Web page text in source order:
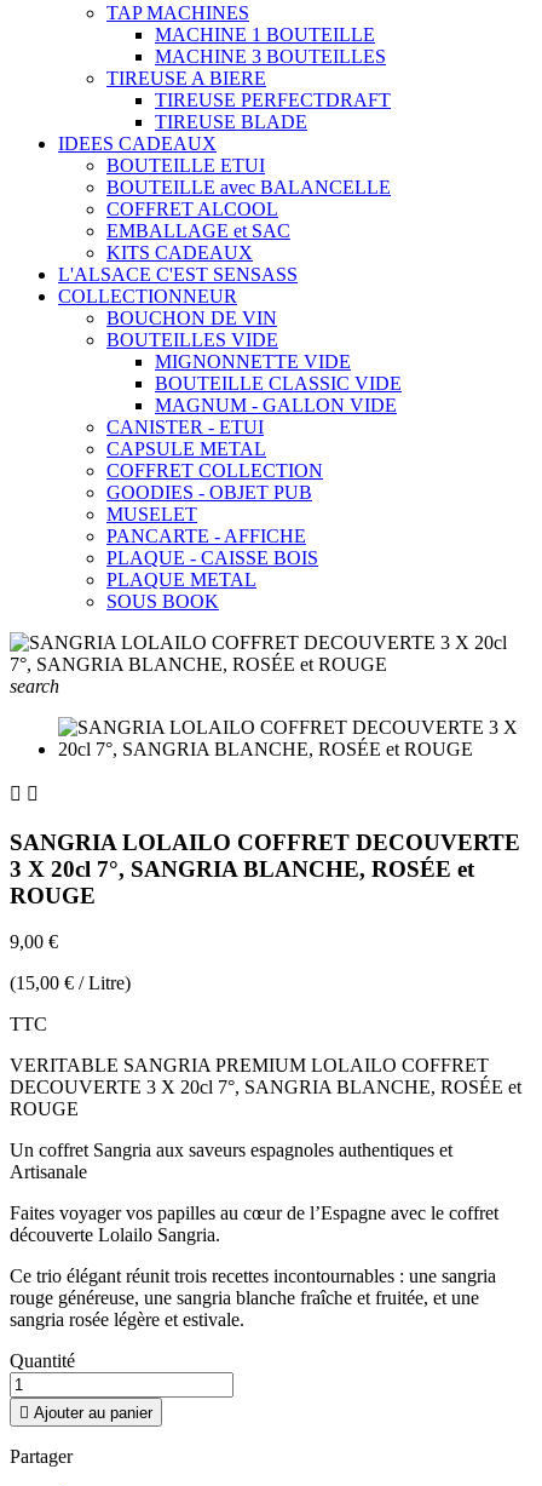
TAP MACHINES
MACHINE 1 BOUTEILLE
MACHINE 3 BOUTEILLES
TIREUSE A BIERE
TIREUSE PERFECTDRAFT
TIREUSE BLADE
IDEES CADEAUX
BOUTEILLE ETUI
BOUTEILLE avec BALANCELLE
COFFRET ALCOOL
EMBALLAGE et SAC
KITS CADEAUX
L'ALSACE C'EST SENSASS
COLLECTIONNEUR
BOUCHON DE VIN
BOUTEILLES VIDE
MIGNONNETTE VIDE
BOUTEILLE CLASSIC VIDE
MAGNUM - GALLON VIDE
CANISTER - ETUI
CAPSULE METAL
COFFRET COLLECTION
GOODIES - OBJET PUB
MUSELET
PANCARTE - AFFICHE
PLAQUE - CAISSE BOIS
PLAQUE METAL
SOUS BOOK
search
 
SANGRIA LOLAILO COFFRET DECOUVERTE
3 X 20cl 7°, SANGRIA BLANCHE, ROSÉE et
ROUGE
9,00 €
(15,00 € / Litre)
TTC
VERITABLE SANGRIA PREMIUM LOLAILO COFFRET
DECOUVERTE 3 X 20cl 7°, SANGRIA BLANCHE, ROSÉE et
ROUGE
Un coffret Sangria aux saveurs espagnoles authentiques et
Artisanale
Faites voyager vos papilles au cœur de l’Espagne avec le coffret
découverte Lolailo Sangria.
Ce trio élégant réunit trois recettes incontournables : une sangria
rouge généreuse, une sangria blanche fraîche et fruitée, et une
sangria rosée légère et estivale.
Quantité
 Ajouter au panier
Partager